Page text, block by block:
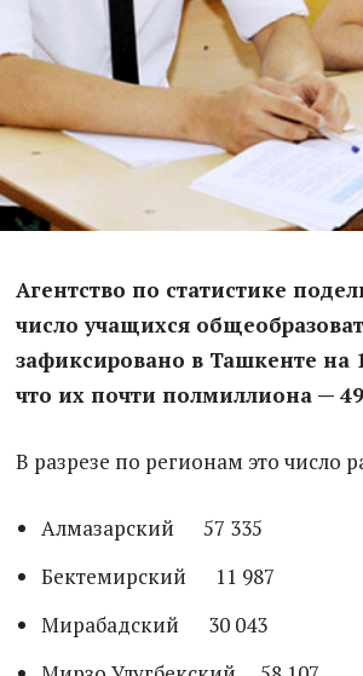
Агентство по статистике
число учащихся
зафиксировано в Ташкенте на
что их почти полмиллиона —
В разрезе по регионам это число
Алмазарский 57 335
Бектемирский 11 987
Мирабадский 30 043